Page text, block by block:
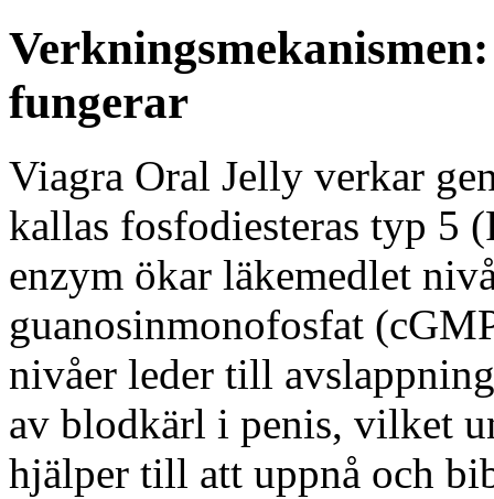
fungerar
Viagra Oral Jelly verkar
kallas fosfodiesteras typ 5
enzym ökar läkemedlet
guanosinmonofosfat
nivåer leder till
av blodkärl i penis, vilket
hjälper till att uppnå och